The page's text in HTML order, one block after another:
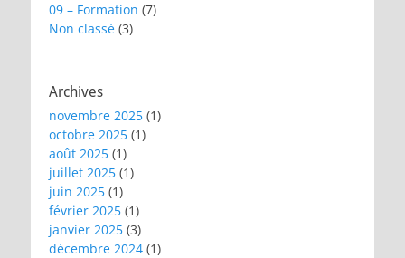
09 – Formation (7)
Non classé (3)
Archives
novembre 2025 (1)
octobre 2025 (1)
août 2025 (1)
juillet 2025 (1)
juin 2025 (1)
février 2025 (1)
janvier 2025 (3)
décembre 2024 (1)